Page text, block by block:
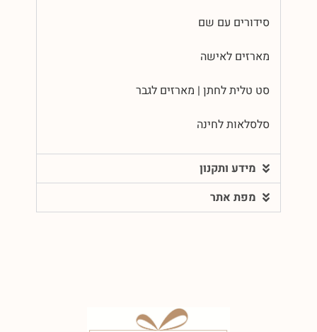
סידורים עם שם
מארזים לאישה
סט טלית לחתן | מארזים לגבר
סלסלאות לחינה
מידע ותקנון
מפת אתר